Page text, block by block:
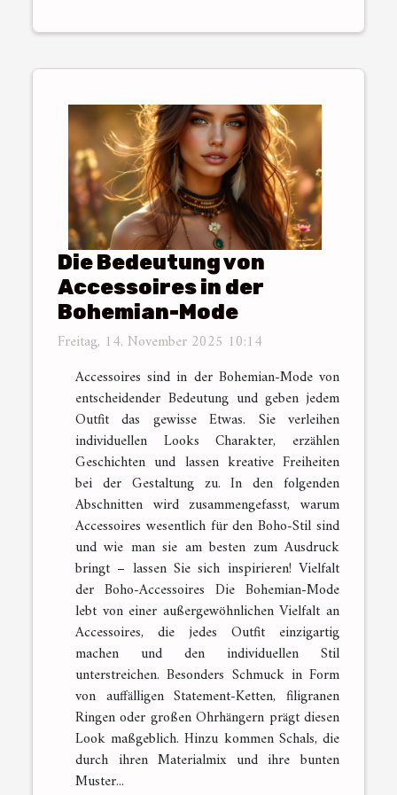
Die Bedeutung von
Accessoires in der
Bohemian-Mode
Freitag, 14. November 2025 10:14
Accessoires sind in der Bohemian-Mode von
entscheidender Bedeutung und geben jedem
Outfit das gewisse Etwas. Sie verleihen
individuellen Looks Charakter, erzählen
Geschichten und lassen kreative Freiheiten
bei der Gestaltung zu. In den folgenden
Abschnitten wird zusammengefasst, warum
Accessoires wesentlich für den Boho-Stil sind
und wie man sie am besten zum Ausdruck
bringt – lassen Sie sich inspirieren! Vielfalt
der Boho-Accessoires Die Bohemian-Mode
lebt von einer außergewöhnlichen Vielfalt an
Accessoires, die jedes Outfit einzigartig
machen und den individuellen Stil
unterstreichen. Besonders Schmuck in Form
von auffälligen Statement-Ketten, filigranen
Ringen oder großen Ohrhängern prägt diesen
Look maßgeblich. Hinzu kommen Schals, die
durch ihren Materialmix und ihre bunten
Muster...